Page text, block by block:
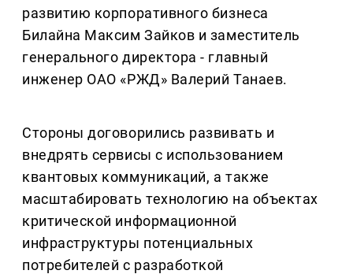
развитию корпоративного бизнеса
Билайна Максим Зайков и заместитель
генерального директора - главный
инженер ОАО «РЖД» Валерий Танаев.
Стороны договорились развивать и
внедрять сервисы с использованием
квантовых коммуникаций, а также
масштабировать технологию на объектах
критической информационной
инфраструктуры потенциальных
потребителей с разработкой